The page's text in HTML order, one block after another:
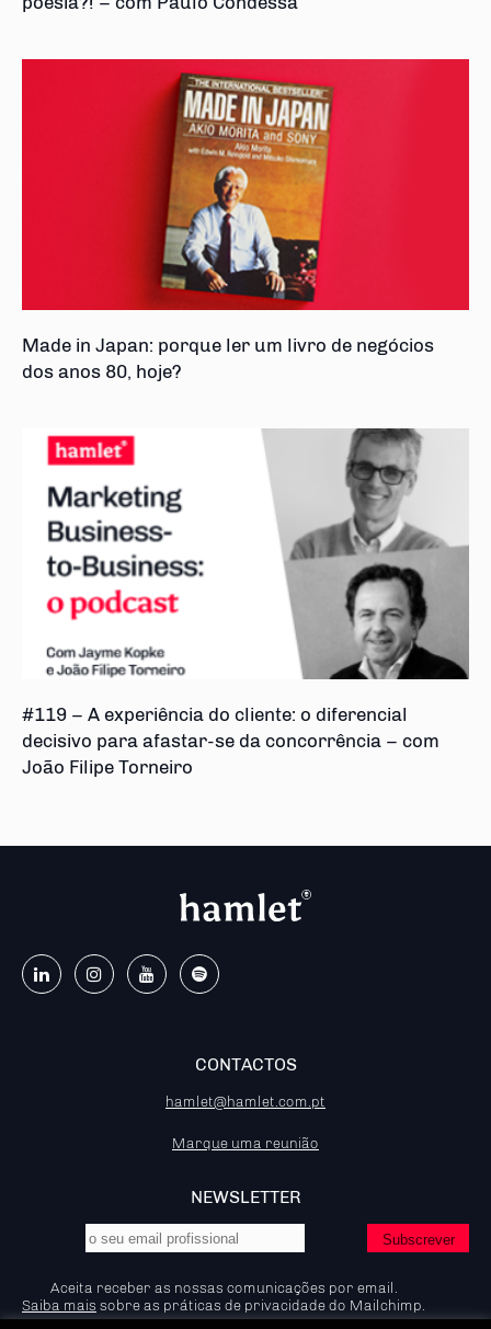
Made in Japan: porque ler um livro de negócios
dos anos 80, hoje?
#119 – A experiência do cliente: o diferencial
decisivo para afastar-se da concorrência – com
João Filipe Torneiro
CONTACTOS
hamlet@hamlet.com.pt
Marque uma reunião
NEWSLETTER
Aceita receber as nossas comunicações por email.
Saiba mais sobre as práticas de privacidade do Mailchimp.